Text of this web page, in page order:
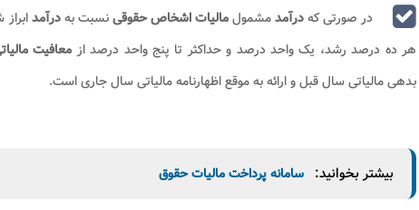
در صورتی کهدرآمدمشمولمالیات اشخاص حقوقینسبت بهدرآمد
هر ده درصد رشد، یک واحد درصد و حداکثر تا پنج واحد درصد از معافیت
بدهی مالیاتی سال قبل و ارائه به موقع اظهارنامه مالیاتی سال جاری است.
بیشتر بخوانید: سامانه پرداخت مالیات حقوق